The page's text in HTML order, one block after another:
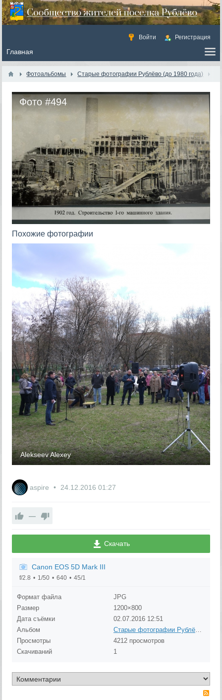
Войти Регистрация
Фотоальбомы Старые фотографии Рублёво (до 1980 года)
Фото #494
Похожие фотографии
Alekseev Alexey
aspire 24.12.2016 01:27
—
Скачать
Canon EOS 5D Mark III
f/2.8 1/50 640 45/1
Формат файла
JPG
Размер
1200×800
Дата съёмки
02.07.2016 12:51
Альбом
Старые фотографии Рублёво (до 1980 года)
Просмотры
4212 просмотров
Скачиваний
1